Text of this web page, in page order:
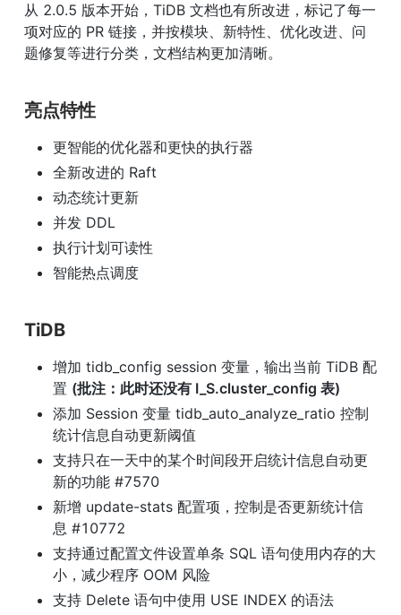
从 2.0.5 版本开始，TiDB 文档也有所改进，标记了每一
项对应的 PR 链接，并按模块、新特性、优化改进、问
题修复等进行分类，文档结构更加清晰。
亮点特性
更智能的优化器和更快的执行器
全新改进的 Raft
动态统计更新
并发 DDL
执行计划可读性
智能热点调度
TiDB
增加 tidb_config session 变量，输出当前 TiDB 配
置 (批注：此时还没有 I_S.cluster_config 表)
添加 Session 变量 tidb_auto_analyze_ratio 控制
统计信息自动更新阈值
支持只在一天中的某个时间段开启统计信息自动更
新的功能 #7570
新增 update-stats 配置项，控制是否更新统计信
息 #10772
支持通过配置文件设置单条 SQL 语句使用内存的大
小，减少程序 OOM 风险
支持 Delete 语句中使用 USE INDEX 的语法